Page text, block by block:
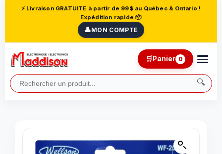
⚡ Livraison GRATUITE à partir de 99$ au Québec & Ontario !
Expédition rapide 📦
👤MON COMPTE
🔍
🛒Panier 0